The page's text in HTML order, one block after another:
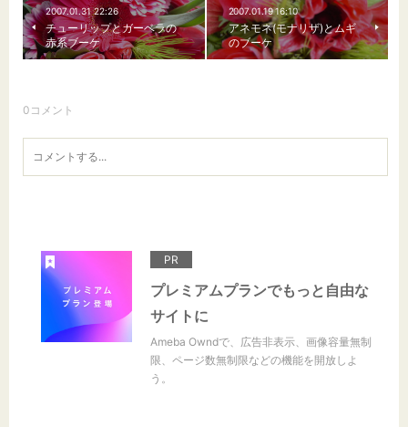
2007.01.31 22:26
チューリップとガーベラの
赤系ブーケ
2007.01.19 16:10
アネモネ(モナリザ)とムギ
のブーケ
0 コメント
PR
プレミアムプランでもっと自由な
サイトに
Ameba Owndで、広告非表示、画像容量無制
限、ページ数無制限などの機能を開放しよ
う。